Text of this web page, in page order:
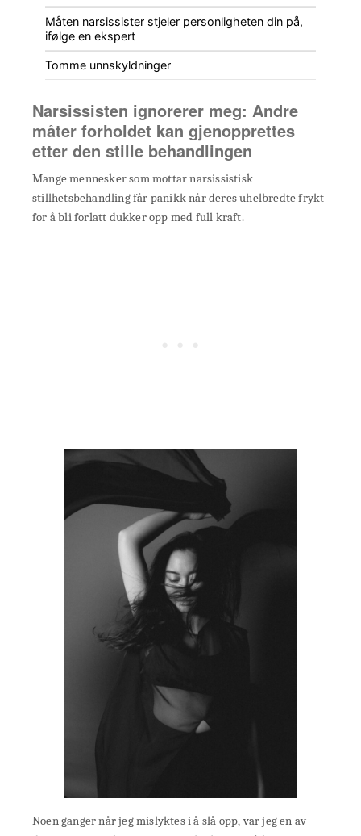
Måten narsissister stjeler personligheten din på,
ifølge en ekspert
Tomme unnskyldninger
Narsissisten ignorerer meg: Andre
måter forholdet kan gjenopprettes
etter den stille behandlingen
Mange mennesker som mottar narsissistisk
stillhetsbehandling får panikk når deres uhelbredte frykt
for å bli forlatt dukker opp med full kraft.
Noen ganger når jeg mislyktes i å slå opp, var jeg en av